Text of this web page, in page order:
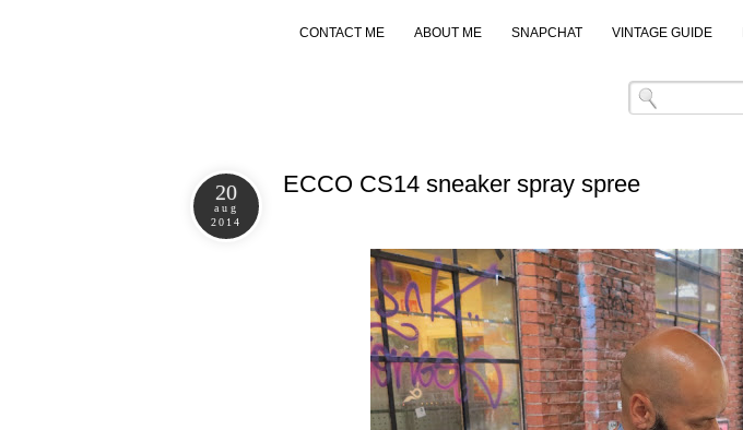
CONTACT ME ABOUT ME SNAPCHAT VINTAGE GUIDE
20
aug
2014
ECCO CS14 sneaker spray spree